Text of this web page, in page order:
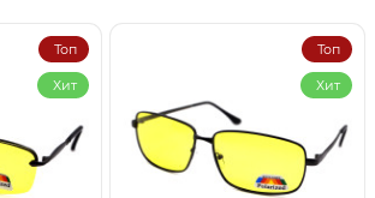
Топ
Хит
Топ
Хит